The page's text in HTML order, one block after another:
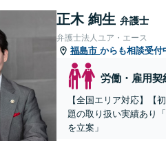
正木 絢生 弁護士
弁護士法人ユア・エース
福島市 からも相談受付
労働・雇用契
【全国エリア対応】【
題の取り扱い実績あり
を立案」